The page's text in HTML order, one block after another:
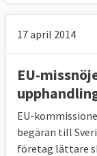
17 april 2014
EU-
EU-
begäran till
företag lättare